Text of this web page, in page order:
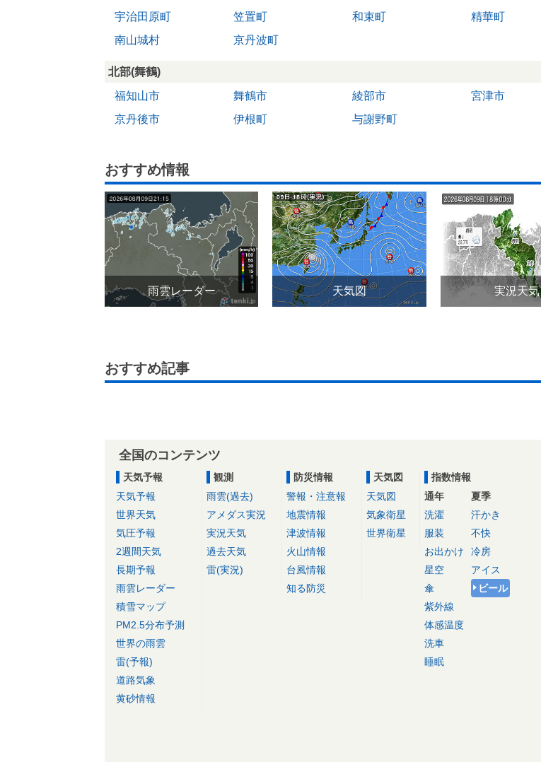
宇治田原町
笠置町 和束町
精華町
南山城村
京丹波町
北部(舞鶴)
福知山市
舞鶴市 綾部市
宮津市
京丹後市
伊根町 与謝野町
おすすめ情報
雨雲レーダー 天気図 実況天気
おすすめ記事
全国のコンテンツ
天気予報
天気予報
世界天気
気圧予報
2週間天気
長期予報
雨雲レーダー
積雪マップ
PM2.5分布予測
世界の雨雲
雷(予報)
道路気象
黄砂情報
観測
雨雲(過去)
アメダス実況
実況天気
過去天気
雷(実況)
防災情報
警報・注意報
地震情報
津波情報
火山情報
台風情報
知る防災
天気図
天気図
気象衛星
世界衛星
指数情報
通年
洗濯
服装
お出かけ
星空
傘
紫外線
体感温度
洗車
睡眠
夏季
汗かき
不快
冷房
アイス
ビール